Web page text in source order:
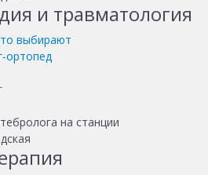
и травматология
выбирают
ортопед